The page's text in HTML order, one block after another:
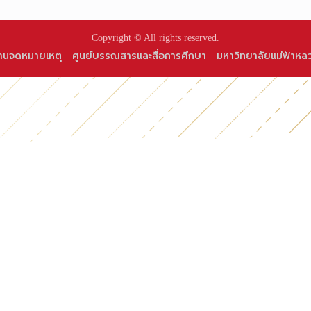
Copyright © All rights reserved.
นจดหมายเหตุ ศูนย์บรรณสารและสื่อการศึกษา มหาวิทยาลัยแม่ฟ้าหล